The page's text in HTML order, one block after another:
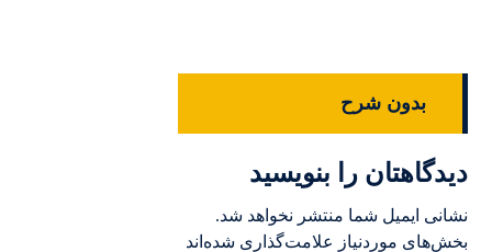
بدون شرح
دیدگاهتان را بنویسید
نشانی ایمیل شما منتشر نخواهد شد.
بخش‌های موردنیاز علامت‌گذاری شده‌اند